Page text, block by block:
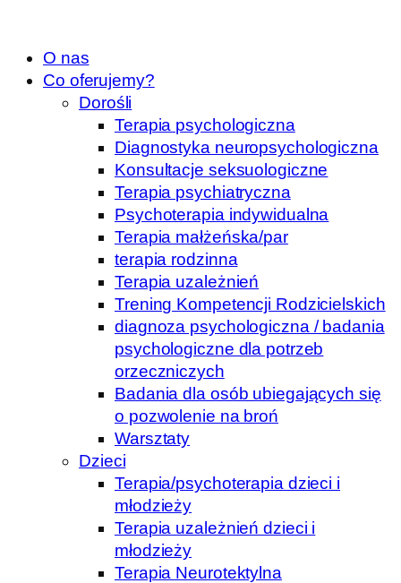
O nas
Co oferujemy?
Dorośli
Terapia psychologiczna
Diagnostyka neuropsychologiczna
Konsultacje seksuologiczne
Terapia psychiatryczna
Psychoterapia indywidualna
Terapia małżeńska/par
terapia rodzinna
Terapia uzależnień
Trening Kompetencji Rodzicielskich
diagnoza psychologiczna / badania
psychologiczne dla potrzeb
orzeczniczych
Badania dla osób ubiegających się
o pozwolenie na broń
Warsztaty
Dzieci
Terapia/psychoterapia dzieci i
młodzieży
Terapia uzależnień dzieci i
młodzieży
Terapia Neurotektylna